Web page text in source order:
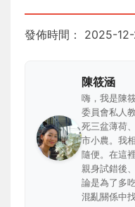
發佈時間： 2025-
陳筱涵
嗨，我是陳
委員會私人
死三盆薄荷
市小農。我
隨便。在這
親身試錯後
論是為了多
混亂關係中